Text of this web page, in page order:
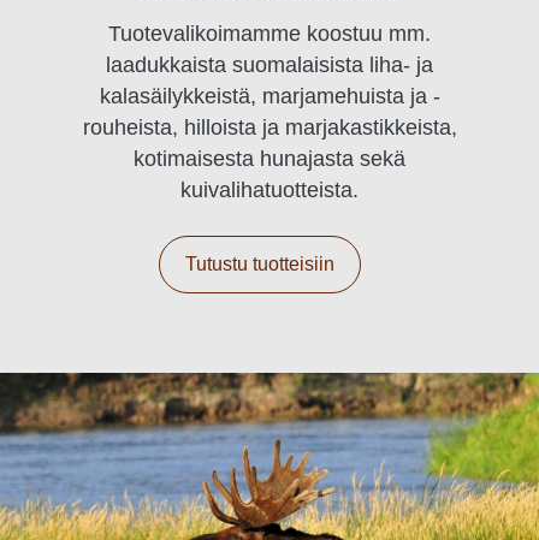
Tuotevalikoimamme koostuu mm.
laadukkaista suomalaisista liha- ja
kalasäilykkeistä, marjamehuista ja -
rouheista, hilloista ja marjakastikkeista,
kotimaisesta hunajasta sekä
kuivalihatuotteista.
Tutustu tuotteisiin